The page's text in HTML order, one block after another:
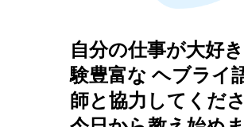
自分の仕事が大好
験豊富な ヘブライ
師と協力してくださ